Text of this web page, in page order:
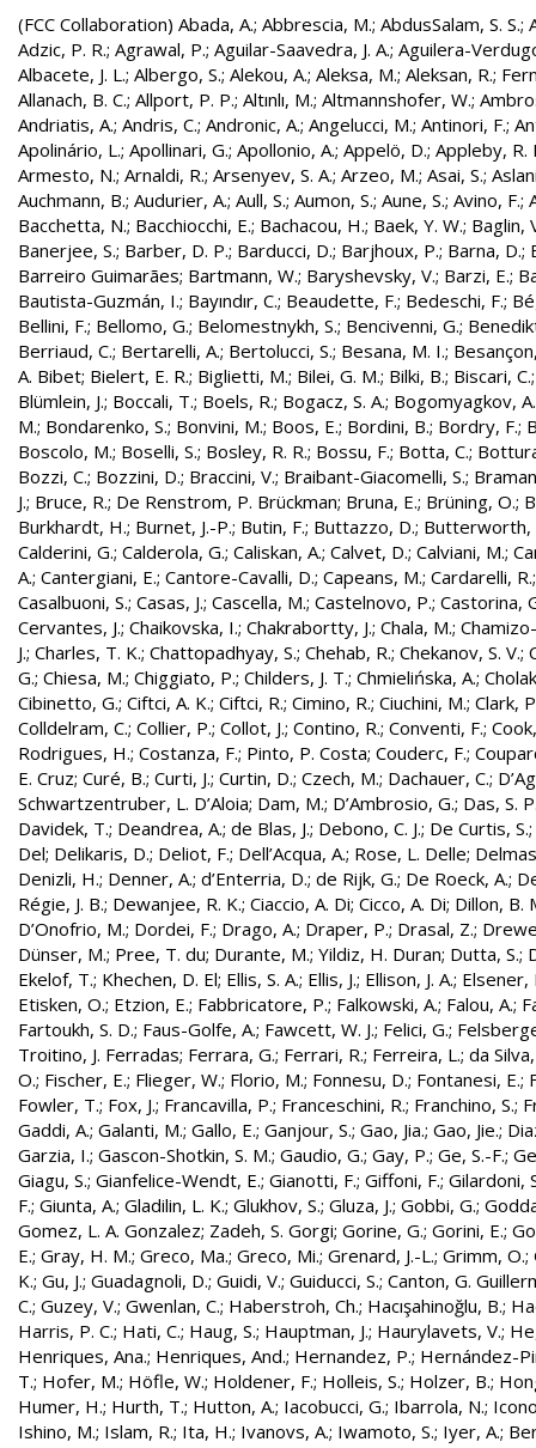
(FCC Collaboration) Abada, A.; Abbrescia, M.; AbdusSalam, S. S.;
Adzic, P. R.; Agrawal, P.; Aguilar-Saavedra, J. A.; Aguilera-
Albacete, J. L.; Albergo, S.; Alekou, A.; Aleksa, M.; Aleksan, R.;
Allanach, B. C.; Allport, P. P.; Altınlı, M.; Altmannshofer, W.;
Andriatis, A.; Andris, C.; Andronic, A.; Angelucci, M.; Antinori, F.;
Apolinário, L.; Apollinari, G.; Apollonio, A.; Appelö, D.; Appleby, R.
Armesto, N.; Arnaldi, R.; Arsenyev, S. A.; Arzeo, M.; Asai, S.;
Auchmann, B.; Audurier, A.; Aull, S.; Aumon, S.; Aune, S.; Avino, F.;
Bacchetta, N.; Bacchiocchi, E.; Bachacou, H.; Baek, Y. W.; Baglin,
Banerjee, S.; Barber, D. P.; Barducci, D.; Barjhoux, P.; Barna, D.;
Barreiro Guimarães; Bartmann, W.; Baryshevsky, V.; Barzi, E.;
Bautista-Guzmán, I.; Bayındır, C.; Beaudette, F.; Bedeschi, F.;
Bellini, F.; Bellomo, G.; Belomestnykh, S.; Bencivenni, G.;
Berriaud, C.; Bertarelli, A.; Bertolucci, S.; Besana, M. I.;
A. Bibet; Bielert, E. R.; Biglietti, M.; Bilei, G. M.; Bilki, B.; Biscari, C.
Blümlein, J.; Boccali, T.; Boels, R.; Bogacz, S. A.; Bogomyagkov, A.
M.; Bondarenko, S.; Bonvini, M.; Boos, E.; Bordini, B.; Bordry, F.;
Boscolo, M.; Boselli, S.; Bosley, R. R.; Bossu, F.; Botta, C.;
Bozzi, C.; Bozzini, D.; Braccini, V.; Braibant-Giacomelli, S.;
J.; Bruce, R.; De Renstrom, P. Brückman; Bruna, E.; Brüning, O.;
Burkhardt, H.; Burnet, J.-P.; Butin, F.; Buttazzo, D.; Butterworth,
Calderini, G.; Calderola, G.; Caliskan, A.; Calvet, D.; Calviani, M.;
A.; Cantergiani, E.; Cantore-Cavalli, D.; Capeans, M.; Cardarelli, R.
Casalbuoni, S.; Casas, J.; Cascella, M.; Castelnovo, P.; Castorina,
Cervantes, J.; Chaikovska, I.; Chakrabortty, J.; Chala, M.;
J.; Charles, T. K.; Chattopadhyay, S.; Chehab, R.; Chekanov, S. V.;
G.; Chiesa, M.; Chiggiato, P.; Childers, J. T.; Chmielińska, A.;
Cibinetto, G.; Ciftci, A. K.; Ciftci, R.; Cimino, R.; Ciuchini, M.; Clark,
Colldelram, C.; Collier, P.; Collot, J.; Contino, R.; Conventi, F.;
Rodrigues, H.; Costanza, F.; Pinto, P. Costa; Couderc, F.;
E. Cruz; Curé, B.; Curti, J.; Curtin, D.; Czech, M.; Dachauer, C.;
Schwartzentruber, L. D’Aloia; Dam, M.; D’Ambrosio, G.; Das, S.
Davidek, T.; Deandrea, A.; de Blas, J.; Debono, C. J.; De Curtis, S.;
Del; Delikaris, D.; Deliot, F.; Dell’Acqua, A.; Rose, L. Delle;
Denizli, H.; Denner, A.; d’Enterria, D.; de Rijk, G.; De Roeck, A.;
Régie, J. B.; Dewanjee, R. K.; Ciaccio, A. Di; Cicco, A. Di; Dillon, B.
D’Onofrio, M.; Dordei, F.; Drago, A.; Draper, P.; Drasal, Z.;
Dünser, M.; Pree, T. du; Durante, M.; Yildiz, H. Duran; Dutta, S.;
Ekelof, T.; Khechen, D. El; Ellis, S. A.; Ellis, J.; Ellison, J. A.; Elsener,
Etisken, O.; Etzion, E.; Fabbricatore, P.; Falkowski, A.; Falou, A.;
Fartoukh, S. D.; Faus-Golfe, A.; Fawcett, W. J.; Felici, G.;
Troitino, J. Ferradas; Ferrara, G.; Ferrari, R.; Ferreira, L.; da
O.; Fischer, E.; Flieger, W.; Florio, M.; Fonnesu, D.; Fontanesi, E.;
Fowler, T.; Fox, J.; Francavilla, P.; Franceschini, R.; Franchino, S.;
Gaddi, A.; Galanti, M.; Gallo, E.; Ganjour, S.; Gao, Jia.; Gao, Jie.;
Garzia, I.; Gascon-Shotkin, S. M.; Gaudio, G.; Gay, P.; Ge, S.-F.;
Giagu, S.; Gianfelice-Wendt, E.; Gianotti, F.; Giffoni, F.; Gilardoni,
F.; Giunta, A.; Gladilin, L. K.; Glukhov, S.; Gluza, J.; Gobbi, G.;
Gomez, L. A. Gonzalez; Zadeh, S. Gorgi; Gorine, G.; Gorini, E.;
E.; Gray, H. M.; Greco, Ma.; Greco, Mi.; Grenard, J.-L.; Grimm, O.;
K.; Gu, J.; Guadagnoli, D.; Guidi, V.; Guiducci, S.; Canton, G.
C.; Guzey, V.; Gwenlan, C.; Haberstroh, Ch.; Hacışahinoğlu, B.;
Harris, P. C.; Hati, C.; Haug, S.; Hauptman, J.; Haurylavets, V.;
Henriques, Ana.; Henriques, And.; Hernandez, P.; Hernández-
T.; Hofer, M.; Höfle, W.; Holdener, F.; Holleis, S.; Holzer, B.;
Humer, H.; Hurth, T.; Hutton, A.; Iacobucci, G.; Ibarrola, N.;
Ishino, M.; Islam, R.; Ita, H.; Ivanovs, A.; Iwamoto, S.; Iyer, A.;